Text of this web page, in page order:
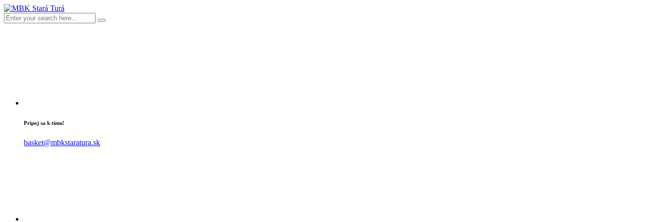
Pripoj sa k tímu!
basket@mbkstaratura.sk